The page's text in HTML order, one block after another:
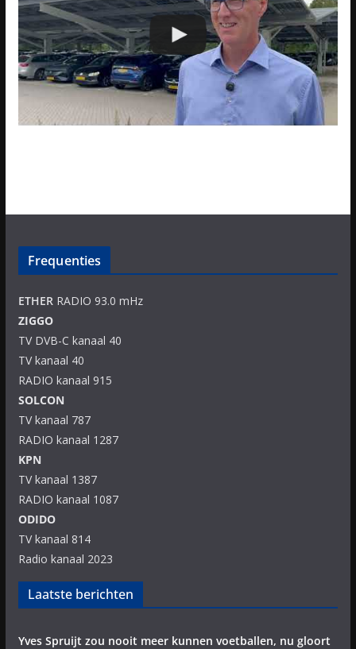
Frequenties
ETHERRADIO 93.0 mHz
ZIGGO
TV DVB-C kanaal 40
TV kanaal 40
RADIO kanaal 915
SOLCON
TV kanaal 787
RADIO kanaal 1287
KPN
TV kanaal 1387
RADIO kanaal 1087
ODIDO
TV kanaal 814
Radio kanaal 2023
Laatste berichten
Yves Spruijt zou nooit meer kunnen voetballen, nu gloort